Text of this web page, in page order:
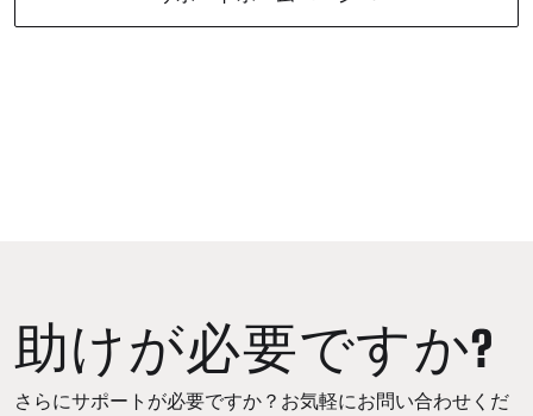
助けが必要ですか?
さらにサポートが必要ですか？お気軽にお問い合わせくだ